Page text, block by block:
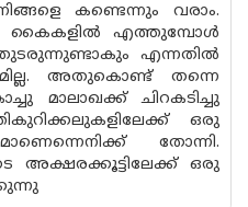
കണ്ടെന്നും വരാം.
കൈകളിൽ എത്തുമ്പോൾ
എന്നതിൽ
അതുകൊണ്ട് തന്നെ
മാലാഖക്ക് ചിറകടിച്ചു
ഒരു
തോന്നി.
ഒരു